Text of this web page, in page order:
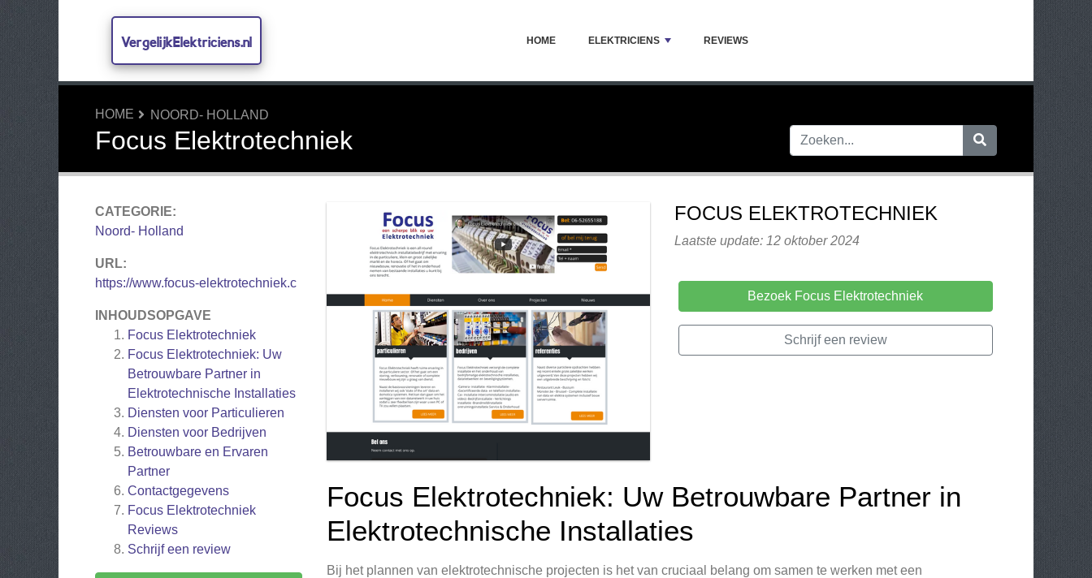
VergelijkElektriciens.nl HOME ELEKTRICIENS REVIEWS
HOME NOORD- HOLLAND
Focus Elektrotechniek
CATEGORIE:
Noord- Holland
URL:
https://www.focus-elektrotechniek.c
INHOUDSOPGAVE
Focus Elektrotechniek
Focus Elektrotechniek: Uw
Betrouwbare Partner in
Elektrotechnische Installaties
Diensten voor Particulieren
Diensten voor Bedrijven
Betrouwbare en Ervaren
Partner
Contactgegevens
Focus Elektrotechniek
Reviews
Schrijf een review
FOCUS ELEKTROTECHNIEK
Laatste update: 12 oktober 2024
Bezoek Focus Elektrotechniek
Schrijf een review
Focus Elektrotechniek: Uw Betrouwbare Partner in
Elektrotechnische Installaties
Bij het plannen van elektrotechnische projecten is het van cruciaal belang om samen te werken met een